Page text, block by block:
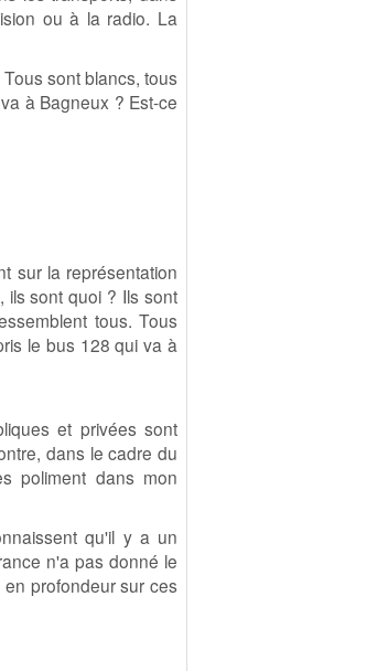
ou à la radio. La
sont blancs, tous
à Bagneux ? Est-ce
sur la représentation
ils sont quoi ? Ils sont
tous. Tous
le bus 128 qui va à
et privées sont
dans le cadre du
poliment dans mon
qu'il y a un
n'a pas donné le
profondeur sur ces